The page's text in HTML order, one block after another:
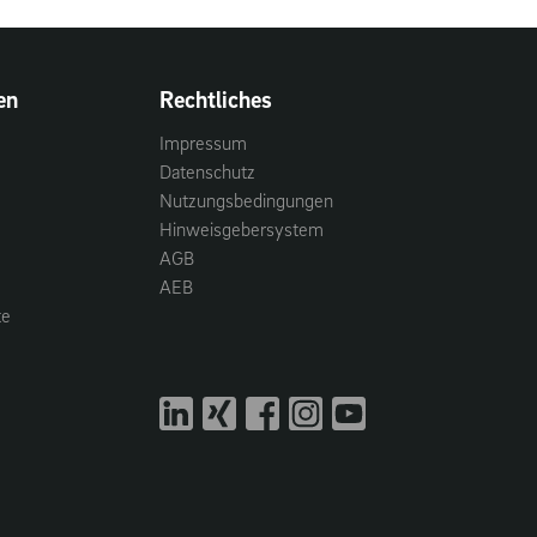
Rechtliches
Impressum
Datenschutz
Nutzungsbedingungen
Hinweisgebersystem
AGB
AEB